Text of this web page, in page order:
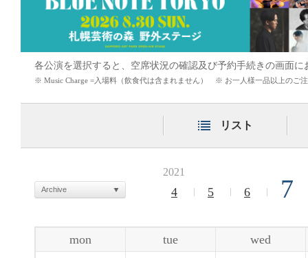
各公演を選択すると、空席状況の確認及び予約手続きの画面に
※ Music Charge =入場料（飲食代は含まれません） ※ お一人様一品以上のご
リスト
2021
4 5 6 7
Archive
mon tue wed